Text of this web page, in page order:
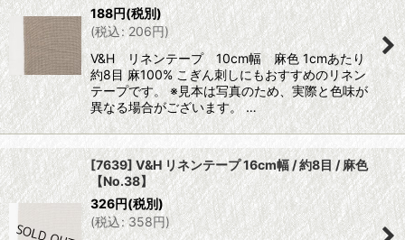
188円(税別)
(税込: 206円)
V&H リネンテープ 10cm幅 麻色 1cmあたり
約8目 麻100% こぎん刺しにもおすすめのリネン
テープです。 ※見本は写真のため、実際と色味が
異なる場合がございます。 …
[7639] V&H リネンテープ 16cm幅 / 約8目 / 麻色
【No.38】
326円(税別)
(税込: 358円)